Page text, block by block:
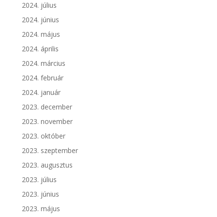
2024. július
2024. június
2024. május
2024. április
2024. március
2024. február
2024. január
2023. december
2023. november
2023. október
2023. szeptember
2023. augusztus
2023. július
2023. június
2023. május